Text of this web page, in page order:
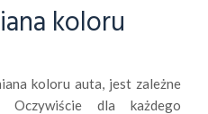
koloru
koloru auta, jest zależne
Oczywiście dla każdego